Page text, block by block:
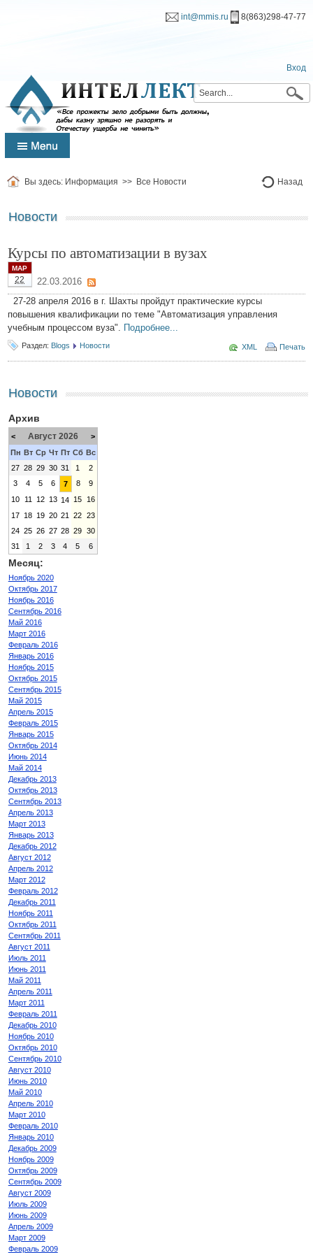
int@mmis.ru 8(863)298-47-77
Вход
Вы здесь: Информация >> Все Новости Назад
Новости
Курсы по автоматизации в вузах
МАР
22
22.03.2016
27-28 апреля 2016 в г. Шахты пройдут практические курсы
повышения квалификации по теме "Автоматизация управления
учебным процессом вуза". Подробнее...
XML Печать
Раздел: Blogs Новости
Новости
Архив
< Август 2026
>
Пн Вт Ср Чт Пт Сб Вс
27 28 29 30 31 1
2
3
4 5 6 7 8
9
10
11 12 13 14 15
16
17 18 19 20 21 22 23
24 25 26 27 28 29 30
31
1 2 3 4 5 6
Месяц:
Ноябрь 2020
Октябрь 2017
Ноябрь 2016
Сентябрь 2016
Май 2016
Март 2016
Февраль 2016
Январь 2016
Ноябрь 2015
Октябрь 2015
Сентябрь 2015
Май 2015
Апрель 2015
Февраль 2015
Январь 2015
Октябрь 2014
Июнь 2014
Май 2014
Декабрь 2013
Октябрь 2013
Сентябрь 2013
Апрель 2013
Март 2013
Январь 2013
Декабрь 2012
Август 2012
Апрель 2012
Март 2012
Февраль 2012
Декабрь 2011
Ноябрь 2011
Октябрь 2011
Сентябрь 2011
Август 2011
Июль 2011
Июнь 2011
Май 2011
Апрель 2011
Март 2011
Февраль 2011
Декабрь 2010
Ноябрь 2010
Октябрь 2010
Сентябрь 2010
Август 2010
Июнь 2010
Май 2010
Апрель 2010
Март 2010
Февраль 2010
Январь 2010
Декабрь 2009
Ноябрь 2009
Октябрь 2009
Сентябрь 2009
Август 2009
Июль 2009
Июнь 2009
Апрель 2009
Март 2009
Февраль 2009